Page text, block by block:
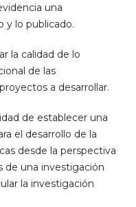
una
y lo publicado.
la calidad de lo
de las
a desarrollar.
de establecer una
el desarrollo de la
desde la perspectiva
de una investigación
la investigación